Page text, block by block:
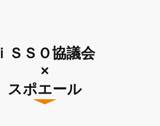
ｉＳＳＯ協議会
×
スポエール